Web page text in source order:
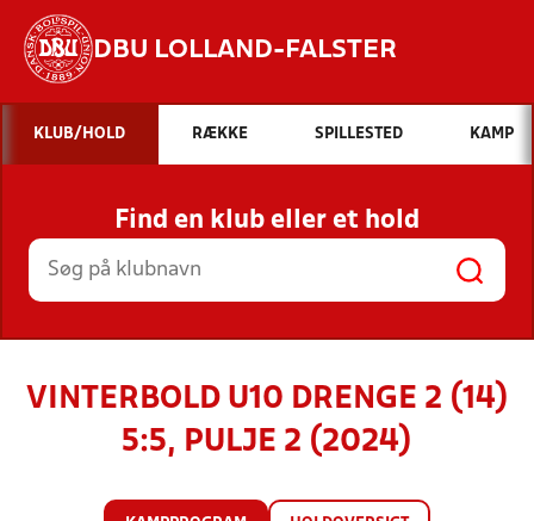
DBU LOLLAND-FALSTER
Hvad vil du søge efter?
INDHOLD OG NYHEDER
STILLINGER, RESULTATER, KLUBBER OG
HOLD
KLUB/HOLD RÆKKE SPILLESTED KAMP
Find en klub eller et hold
VINTERBOLD U10 DRENGE 2 (14)
5:5, PULJE 2 (2024)